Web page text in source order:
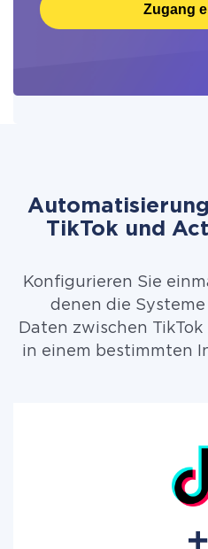
Zugang
TikTok und
Konfigurieren Sie
denen die
Daten zwischen
in einem bestimmten